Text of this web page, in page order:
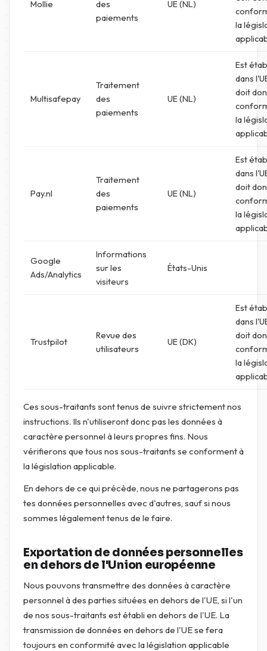
Mollie
des
paiements
UE (NL)
la
Multisafepay
Traitement
des
paiements
UE (NL)
Est
dans
doit
la
Pay.nl
Traitement
des
paiements
UE (NL)
Est
dans
doit
la
Google
Ads/Analytics
Informations
sur les
visiteurs
États-Unis
Trustpilot
Revue des
utilisateurs
UE (DK)
Est
dans
doit
la
Ces sous-traitants sont tenus de suivre strictement nos
instructions. Ils n'utiliseront donc pas les données à
caractère personnel à leurs propres fins. Nous
vérifierons que tous nos sous-traitants se conforment à
la législation applicable.
En dehors de ce qui précède, nous ne partagerons pas
tes données personnelles avec d'autres, sauf si nous
sommes légalement tenus de le faire.
Exportation de données personnelles
en dehors de l'Union européenne
Nous pouvons transmettre des données à caractère
personnel à des parties situées en dehors de l'UE, si l'un
de nos sous-traitants est établi en dehors de l'UE. La
transmission de données en dehors de l'UE se fera
toujours en conformité avec la législation applicable